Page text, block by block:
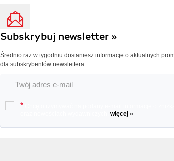
Subskrybuj newsletter »
Średnio raz w tygodniu dostaniesz informacje o aktualnych
dla subskrybentów newslettera.
*
więcej »